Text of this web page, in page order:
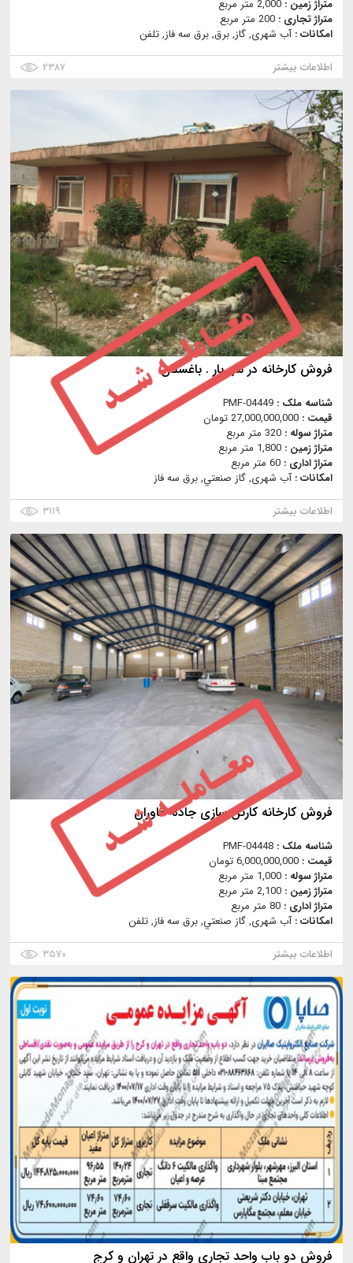
متراژ زمین : 2,000 متر مربع
متراژ تجاری : 200 متر مربع
امکانات :آب شهری, گاز, برق, برق سه فاز, تلفن
اطلاعات بیشتر
۲۳۸۷
فروش كارخانه در شهريار . باغستان
شناسه ملک : PMF-04449
قیمت : 27,000,000,000 تومان
متراژ سوله : 320 متر مربع
متراژ زمین : 1,800 متر مربع
متراژ اداری : 60 متر مربع
امکانات :آب شهری, گاز صنعتي, برق سه فاز
اطلاعات بیشتر
۳۱۱۹
فروش کارخانه کارتن سازی جاده خاوران
شناسه ملک : PMF-04448
قیمت : 6,000,000,000 تومان
متراژ سوله : 1,000 متر مربع
متراژ زمین : 2,100 متر مربع
متراژ اداری : 80 متر مربع
امکانات :آب شهری, گاز صنعتي, برق سه فاز, تلفن
اطلاعات بیشتر
۳۵۷۰
فروش دو باب واحد تجاری واقع در تهران و کرج